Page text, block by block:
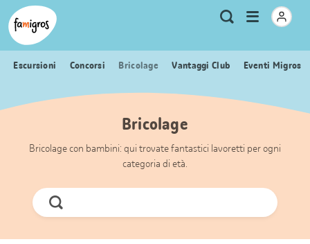
Navigazione
segnalibri
Header
Logo Metanavigazione
Ricerca
Apri
menu
Escursioni Concorsi Bricolage Vantaggi Club Eventi Migros
Bricolage
Bricolage con bambini: qui trovate fantastici lavoretti per ogni
categoria di età.
Cerca
ora